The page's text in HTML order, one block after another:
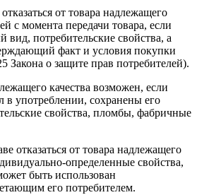
от товара надлежащего
с момента передачи товара, если
вид, потребительские свойства, а
факт и условия покупки
Закона о защите прав потребителей).
качества возможен, если
в употреблении, сохранены его
свойства, пломбы, фабричные
отказаться от товара надлежащего
определенные свойства,
быть использован
его потребителем.